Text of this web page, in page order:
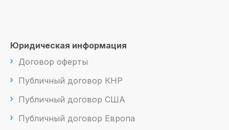
Юридическая информация
Договор оферты
Публичный договор КНР
Публичный договор США
Публичный договор Европа